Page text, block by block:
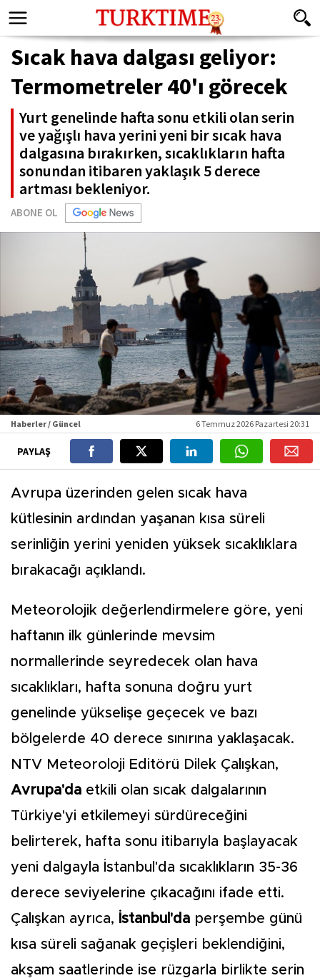
Sıcak hava dalgası geliyor:
Termometreler 40'ı görecek
Yurt genelinde hafta sonu etkili olan serin
ve yağışlı hava yerini yeni bir sıcak hava
dalgasına bırakırken, sıcaklıkların hafta
sonundan itibaren yaklaşık 5 derece
artması bekleniyor.
ABONE OL
Haberler / Güncel 6 Temmuz 2026 Pazartesi 20:31
PAYLAŞ
Avrupa üzerinden gelen sıcak hava
kütlesinin ardından yaşanan kısa süreli
serinliğin yerini yeniden yüksek sıcaklıklara
bırakacağı açıklandı.
Meteorolojik değerlendirmelere göre, yeni
haftanın ilk günlerinde mevsim
normallerinde seyredecek olan hava
sıcaklıkları, hafta sonuna doğru yurt
genelinde yükselişe geçecek ve bazı
bölgelerde 40 derece sınırına yaklaşacak.
NTV Meteoroloji Editörü Dilek Çalışkan,
Avrupa'da etkili olan sıcak dalgalarının
Türkiye'yi etkilemeyi sürdüreceğini
belirterek, hafta sonu itibarıyla başlayacak
yeni dalgayla İstanbul'da sıcaklıkların 35-36
derece seviyelerine çıkacağını ifade etti.
Çalışkan ayrıca, İstanbul'da perşembe günü
kısa süreli sağanak geçişleri beklendiğini,
akşam saatlerinde ise rüzgarla birlikte serin